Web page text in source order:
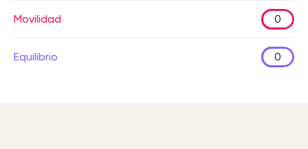
Movilidad 0
Equilibrio 0